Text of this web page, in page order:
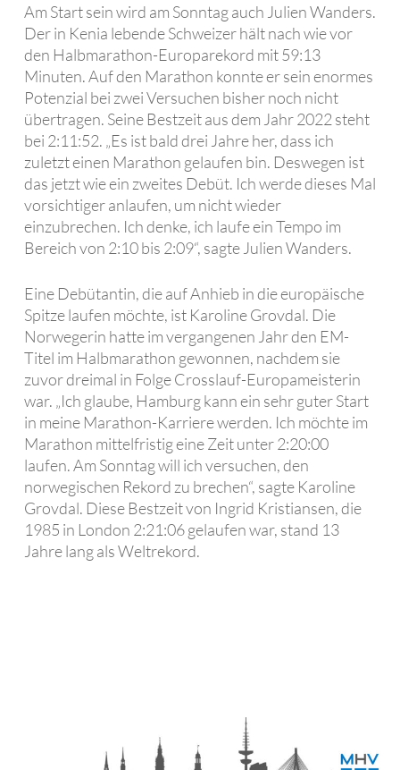
Am Start sein wird am Sonntag auch Julien Wanders.
Der in Kenia lebende Schweizer hält nach wie vor
den Halbmarathon-Europarekord mit 59:13
Minuten. Auf den Marathon konnte er sein enormes
Potenzial bei zwei Versuchen bisher noch nicht
übertragen. Seine Bestzeit aus dem Jahr 2022 steht
bei 2:11:52. „Es ist bald drei Jahre her, dass ich
zuletzt einen Marathon gelaufen bin. Deswegen ist
das jetzt wie ein zweites Debüt. Ich werde dieses Mal
vorsichtiger anlaufen, um nicht wieder
einzubrechen. Ich denke, ich laufe ein Tempo im
Bereich von 2:10 bis 2:09“, sagte Julien Wanders.
Eine Debütantin, die auf Anhieb in die europäische
Spitze laufen möchte, ist Karoline Grovdal. Die
Norwegerin hatte im vergangenen Jahr den EM-
Titel im Halbmarathon gewonnen, nachdem sie
zuvor dreimal in Folge Crosslauf-Europameisterin
war. „Ich glaube, Hamburg kann ein sehr guter Start
in meine Marathon-Karriere werden. Ich möchte im
Marathon mittelfristig eine Zeit unter 2:20:00
laufen. Am Sonntag will ich versuchen, den
norwegischen Rekord zu brechen“, sagte Karoline
Grovdal. Diese Bestzeit von Ingrid Kristiansen, die
1985 in London 2:21:06 gelaufen war, stand 13
Jahre lang als Weltrekord.